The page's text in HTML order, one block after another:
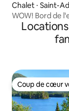
Chalet ⋅ Saint-
WOW! Bord de
Coup de cœur
Coup de cœur